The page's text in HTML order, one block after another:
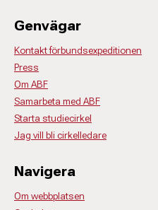
Genvägar
Kontakt förbundsexpeditionen
Press
Om ABF
Samarbeta med ABF
Starta studiecirkel
Jag vill bli cirkelledare
Navigera
Om webbplatsen